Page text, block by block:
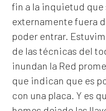
fin a la inquietud que
externamente fuera
poder entrar.
de las técnicas del
inundan la Red
que indican que es
con una placa. Y es